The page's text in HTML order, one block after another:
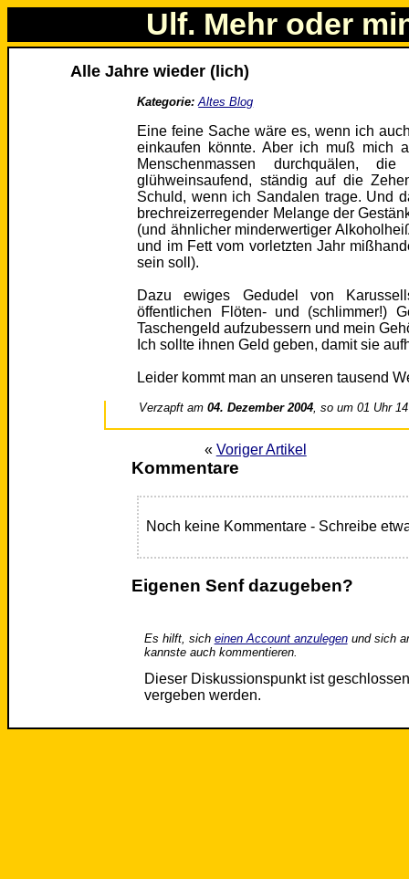
Ulf. Mehr oder
Alle Jahre wieder (lich)
Kategorie: Altes Blog
Eine feine Sache wäre es, wenn ich
einkaufen könnte. Aber ich muß mich
Menschenmassen durchquälen,
glühweinsaufend, ständig auf die
Schuld, wenn ich Sandalen trage. Und
brechreizerregender Melange der
(und ähnlicher minderwertiger
und im Fett vom vorletzten Jahr
sein soll).
Dazu ewiges Gedudel von
öffentlichen Flöten- und (schlimmer!)
Taschengeld aufzubessern und mein
Ich sollte ihnen Geld geben, damit sie
Leider kommt man an unseren tausend
Verzapft am04. Dezember 2004, so um 01 Uhr 14
« Voriger Artikel
Kommentare
Noch keine Kommentare - Schreibe
Eigenen Senf dazugeben?
Es hilft, sich einen Account anzulegenund sich
kannste auch kommentieren.
Dieser Diskussionspunkt ist
vergeben werden.